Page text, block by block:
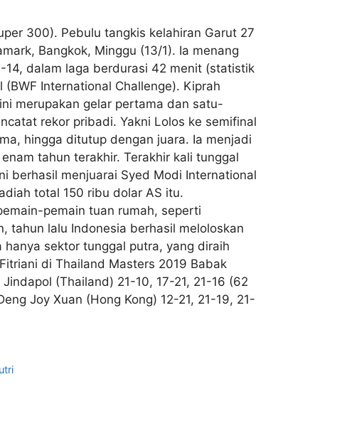
300). Pebulu tangkis kelahiran Garut 27
Bangkok, Minggu (13/1). Ia menang
14, dalam laga berdurasi 42 menit (statistik
International Challenge). Kiprah
merupakan gelar pertama dan satu-
rekor pribadi. Yakni Lolos ke semifinal
hingga ditutup dengan juara. Ia menjadi
tahun terakhir. Terakhir kali tunggal
berhasil menjuarai Syed Modi International
total 150 ribu dolar AS itu.
pemain tuan rumah, seperti
tahun lalu Indonesia berhasil meloloskan
sektor tunggal putra, yang diraih
di Thailand Masters 2019 Babak
(Thailand) 21-10, 17-21, 21-16 (62
Joy Xuan (Hong Kong) 12-21, 21-19, 21-